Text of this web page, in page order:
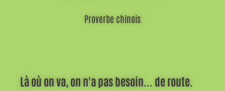
Proverbe chinois
Là où on va, on n'a pas besoin... de route.